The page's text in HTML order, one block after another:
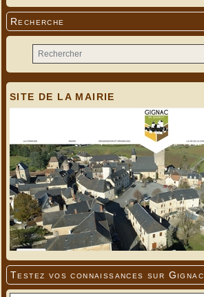
Recherche
SITE DE LA MAIRIE
Testez vos connaissances sur Gignac